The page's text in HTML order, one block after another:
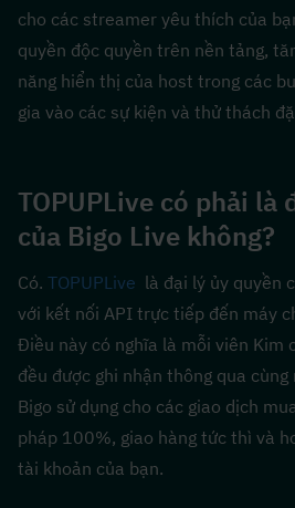
cho các streamer yêu thích của
quyền độc quyền trên nền tảng,
năng hiển thị của host trong các
gia vào các sự kiện và thử thách
TOPUPLive có phải là
của Bigo Live không?
Có. TOPUPLive
là đại lý ủy quyền
với kết nối API trực tiếp đến máy
Điều này có nghĩa là mỗi viên Kim
đều được ghi nhận thông qua
Bigo sử dụng cho các giao dịch
pháp 100%, giao hàng tức thì và
tài khoản của bạn.